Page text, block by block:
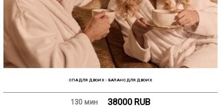
СПА ДЛЯ ДВОИХ - БАЛАНС ДЛЯ ДВОИХ
130 мин 38000 RUB